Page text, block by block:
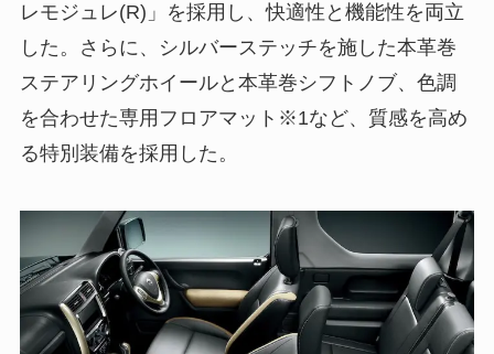
レモジュレ(R)」を採用し、快適性と機能性を両立
した。さらに、シルバーステッチを施した本革巻
ステアリングホイールと本革巻シフトノブ、色調
を合わせた専用フロアマット※1など、質感を高め
る特別装備を採用した。